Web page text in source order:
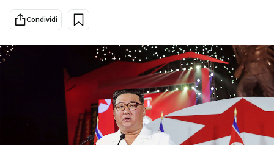
Cultura
Economia
Sport
Mondiali calcio 2026
PODCAST
NEWSLETTER
Condividi